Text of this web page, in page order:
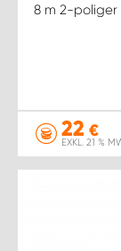
8 m 2-poliger
22 €
EXKL. 21 %